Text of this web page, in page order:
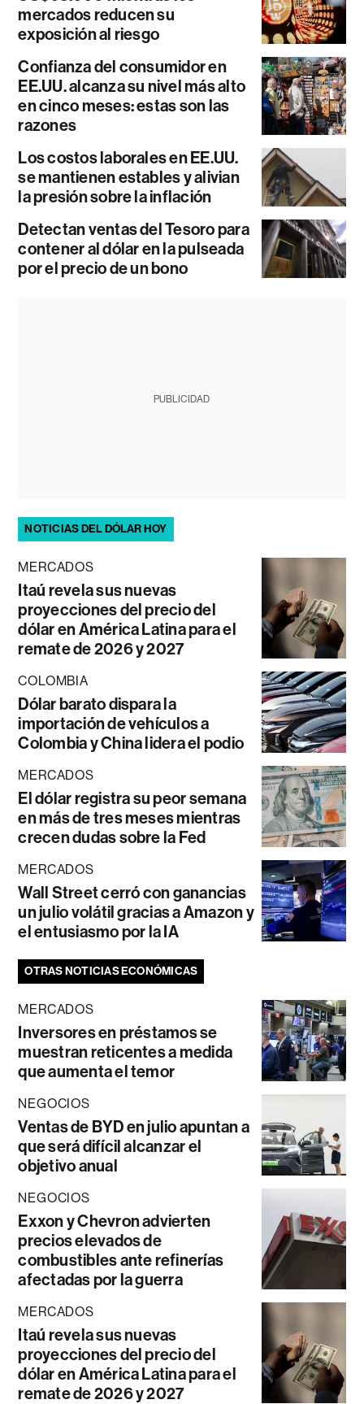
mercados reducen su
exposición al riesgo
Confianza del consumidor en
EE.UU. alcanza su nivel más alto
en cinco meses: estas son las
razones
Los costos laborales en EE.UU.
se mantienen estables y alivian
la presión sobre la inflación
Detectan ventas del Tesoro para
contener al dólar en la pulseada
por el precio de un bono
PUBLICIDAD
NOTICIAS DEL DÓLAR HOY
MERCADOS
Itaú revela sus nuevas
proyecciones del precio del
dólar en América Latina para el
remate de 2026 y 2027
COLOMBIA
Dólar barato dispara la
importación de vehículos a
Colombia y China lidera el podio
MERCADOS
El dólar registra su peor semana
en más de tres meses mientras
crecen dudas sobre la Fed
MERCADOS
Wall Street cerró con ganancias
un julio volátil gracias a Amazon y
el entusiasmo por la IA
OTRAS NOTICIAS ECONÓMICAS
MERCADOS
Inversores en préstamos se
muestran reticentes a medida
que aumenta el temor
NEGOCIOS
Ventas de BYD en julio apuntan a
que será difícil alcanzar el
objetivo anual
NEGOCIOS
Exxon y Chevron advierten
precios elevados de
combustibles ante refinerías
afectadas por la guerra
MERCADOS
Itaú revela sus nuevas
proyecciones del precio del
dólar en América Latina para el
remate de 2026 y 2027